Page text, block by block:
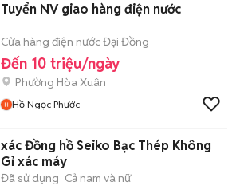
Tuyển NV giao hàng điện nước
Cửa hàng điện nước Đại Đồng
Đến 10 triệu/ngày
Phường Hòa Xuân
Hồ Ngọc Phước
xác Đồng hồ Seiko Bạc Thép Không
Gỉ xác máy
Đã sử dụng Cả nam và nữ